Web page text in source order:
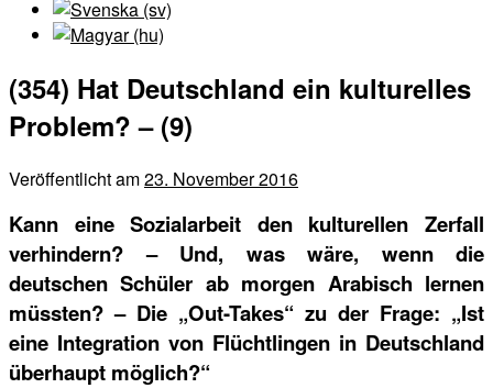
(354) Hat Deutschland ein kulturelles
Problem? – (9)
Veröffentlicht am23. November 2016
Kann eine Sozialarbeit den kulturellen Zerfall
verhindern? – Und, was wäre, wenn die
deutschen Schüler ab morgen Arabisch lernen
müssten? – Die „Out-Takes“ zu der Frage: „Ist
eine Integration von Flüchtlingen in Deutschland
überhaupt möglich?“